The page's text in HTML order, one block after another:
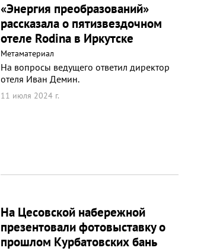
«Энергия преобразований»
рассказала о пятизвездочном
отеле Rodina в Иркутске
Метаматериал
На вопросы ведущего ответил директор
отеля Иван Демин.
11 июля 2024 г.
На Цесовской набережной
презентовали фотовыставку о
прошлом Курбатовских бань